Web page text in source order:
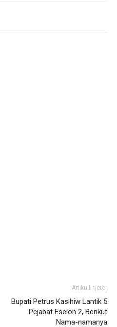
Artikulli tjetër
Bupati Petrus Kasihiw Lantik 5
Pejabat Eselon 2, Berikut
Nama-namanya